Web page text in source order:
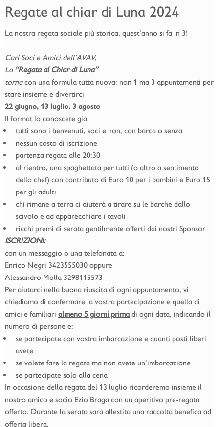
Regate al chiar di Luna 2024
La nostra regata sociale più storica, quest’anno si fa in 3!
Cari Soci e Amici dell’AVAV,
La “Regata al Chiar di Luna”
tornacon una formula tutta nuova: non 1 ma 3 appuntamenti per
stare insieme e divertirci
22 giugno, 13 luglio, 3 agosto
Il format lo conoscete già:
tutti sono i benvenuti, soci e non, con barca o senza
nessun costo di iscrizione
partenza regata alle 20:30
al rientro, una spaghettata per tutti (o altro a sentimento
dello chef) con contributo di Euro 10 per i bambini e Euro 15
per gli adulti
chi rimane a terra ci aiuterà a tirare su le barche dallo
scivolo e ad apparecchiare i tavoli
ricchi premi di serata gentilmente offerti dai nostri Sponsor
ISCRIZIONI:
con un messaggio o una telefonata a:
Enrico Negri 3423555030 oppure
Alessandro Molla 3298115573
Per aiutarci nella buona riuscita di ogni appuntamento, vi
chiediamo di confermare la vostra partecipazione e quella di
amici e familiari almeno 5 giorni primadi ogni data, indicando il
numero di persone e:
se partecipate con vostra imbarcazione e quanti posti liberi
avete
se volete fare la regata ma non avete un’imbarcazione
se partecipate solo alla cena
In occasione della regata del 13 luglio ricorderemo insieme il
nostro amico e socio Ezio Braga con un aperitivo pre-regata
offerto. Durante la serata sarà allestita una raccolta benefica ad
offerta libera.